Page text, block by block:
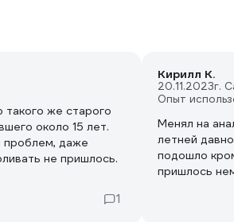
такого же старого
около 15 лет.
проблем, даже
не пришлось.
1
Кирилл К.
20.11.2023г.
Опыт
Менял на
летней
подошло
пришлось